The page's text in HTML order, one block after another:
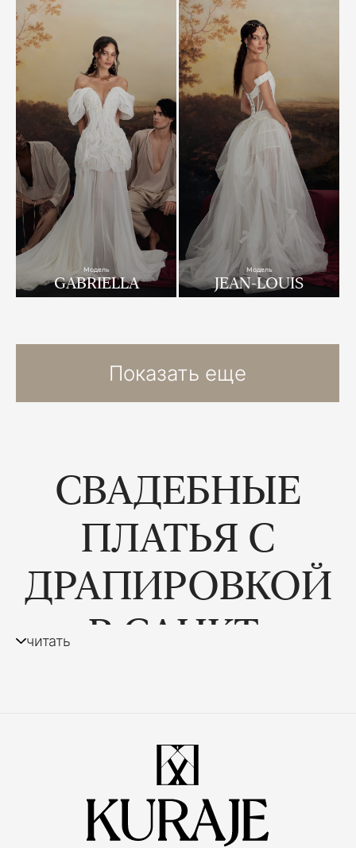
Модель
GABRIELLA
Модель
JEAN-LOUIS
Показать еще
СВАДЕБНЫЕ
ПЛАТЬЯ С
ДРАПИРОВКОЙ
В САНКТ-
внимание на платья с драпировкой. Плавные
складки ткани делают силуэт более
выразительным, подчеркивают
женственность и придают наряду
благородную легкость. Такой фасон остается
актуальным вне зависимости от модных
читать